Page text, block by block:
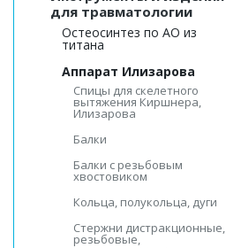
для травматологии
Остеосинтез по АО из
титана
Аппарат Илизарова
Спицы для cкелетного
вытяжения Киршнера,
Илизарова
Балки
Балки с резьбовым
хвостовиком
Кольца, полукольца, дуги
Стержни дистракционные,
резьбовые,